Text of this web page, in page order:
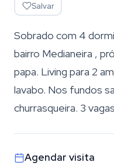
Salvar
Sobrado com 4
bairro Medianeira ,
papa. Living para 2
lavabo. Nos fundos
churrasqueira. 3
Agendar visita